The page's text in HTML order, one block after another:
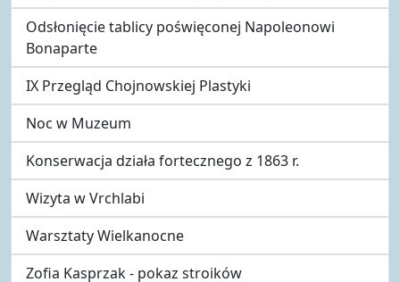
Odsłonięcie tablicy poświęconej Napoleonowi
Bonaparte
IX Przegląd Chojnowskiej Plastyki
Noc w Muzeum
Konserwacja działa fortecznego z 1863 r.
Wizyta w Vrchlabi
Warsztaty Wielkanocne
Zofia Kasprzak - pokaz stroików